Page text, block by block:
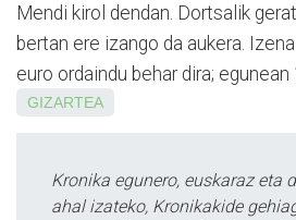
Mendi kirol dendan. Dortsalik
bertan ere izango da aukera.
euro ordaindu behar dira; egunean
GIZARTEA
Kronika egunero, euskaraz eta
ahal izateko, Kronikakide